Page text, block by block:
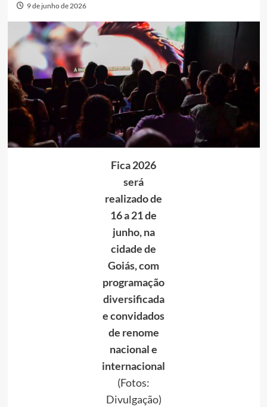
9 de junho de 2026
Fica 2026
será
realizado de
16 a 21 de
junho, na
cidade de
Goiás, com
programação
diversificada
e convidados
de renome
nacional e
internacional
(Fotos:
Divulgação)